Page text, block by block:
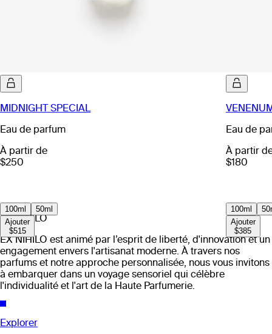
MIDNIGHT SPECIAL
Eau de parfum
À partir de
$250
100ml
50ml
Ajouter
$515
Eau de
À partir
$180
100ml
Ajouter
$385
EX NIHILO
EX NIHILO est animé par l’esprit de liberté, d'innovation et un
engagement envers l'artisanat moderne. À travers nos
parfums et notre approche personnalisée, nous vous invitons
à embarquer dans un voyage sensoriel qui célèbre
l'individualité et l'art de la Haute Parfumerie.
Explorer